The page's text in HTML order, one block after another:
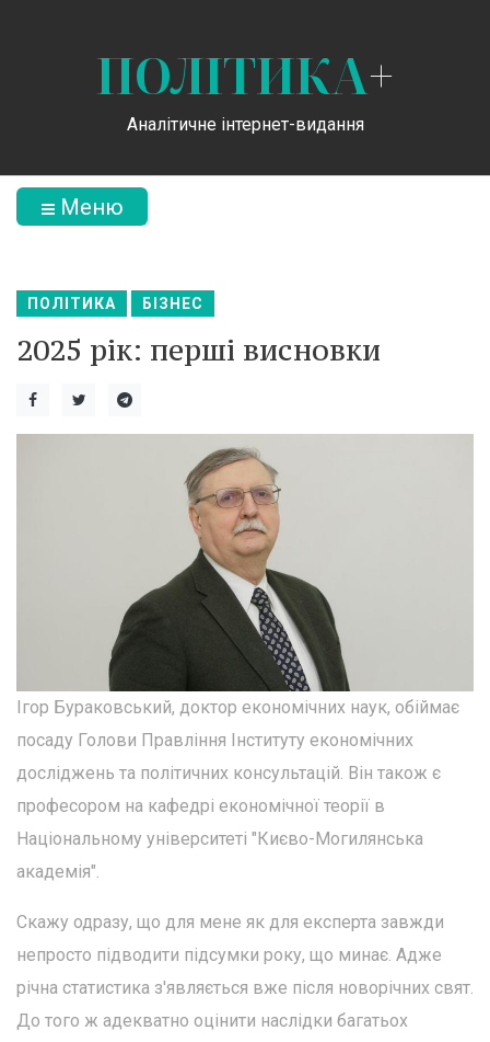
ПОЛІТИКА+
Аналітичне інтернет-видання
Меню
ПОЛІТИКА БІЗНЕС
2025 рік: перші висновки
Ігор Бураковський, доктор економічних наук, обіймає
посаду Голови Правління Інституту економічних
досліджень та політичних консультацій. Він також є
професором на кафедрі економічної теорії в
Національному університеті "Києво-Могилянська
академія".
Скажу одразу, що для мене як для експерта завжди
непросто підводити підсумки року, що минає. Адже
річна статистика з'являється вже після новорічних свят.
До того ж адекватно оцінити наслідки багатьох